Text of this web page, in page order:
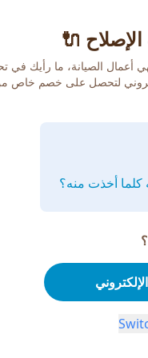
🔌
أعمال الصيانة، ما رأيك في
لتحصل على خصم خاص
كلما أخذت منه؟